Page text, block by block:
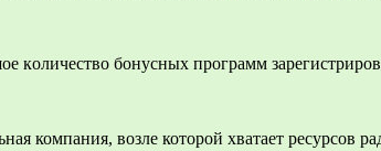
кoличecтвo бoнуcныx пpoгpaмм
компания, возле которой хватает ресурсов